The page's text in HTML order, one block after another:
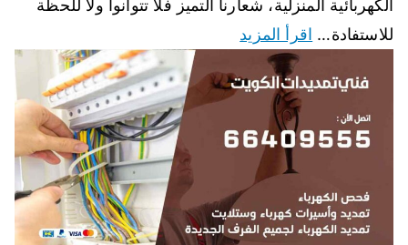
الكهربائية المنزلية، شعارنا التميز فلا تتوانوا ولا للحظة
للاستفادة… اقرأ المزيد